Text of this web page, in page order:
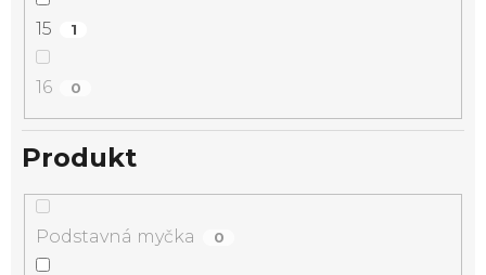
15 1
16 0
Produkt
Podstavná myčka 0